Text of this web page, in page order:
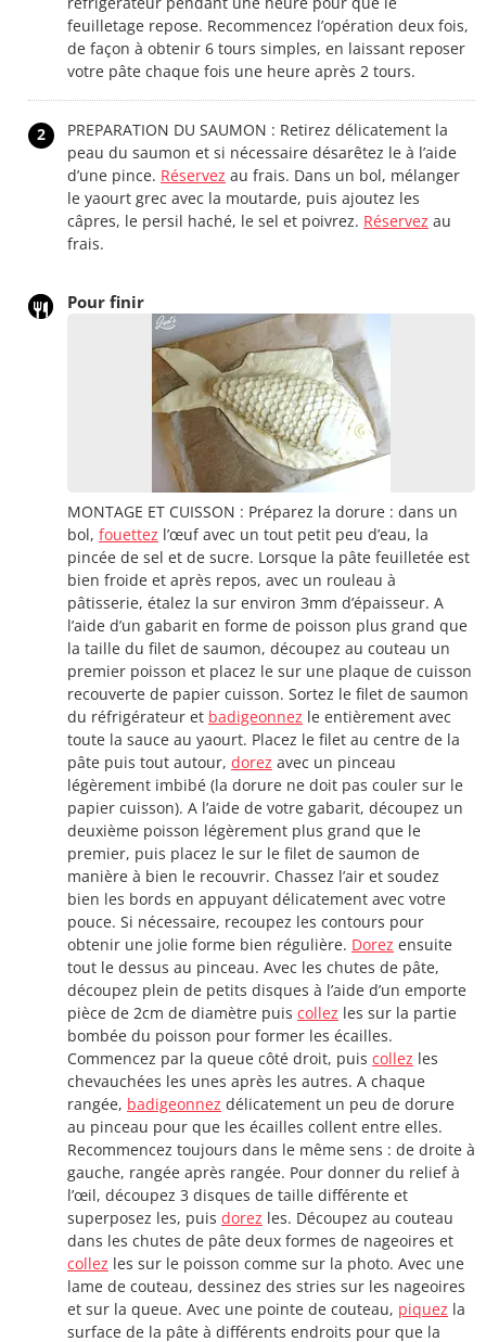
feuilletage repose. Recommencez l’opération deux fois,
de façon à obtenir 6 tours simples, en laissant reposer
votre pâte chaque fois une heure après 2 tours.
2
PREPARATION DU SAUMON : Retirez délicatement la
peau du saumon et si nécessaire désarêtez le à l’aide
d’une pince. Réservez au frais. Dans un bol, mélanger
le yaourt grec avec la moutarde, puis ajoutez les
câpres, le persil haché, le sel et poivrez. Réservez au
frais.
Pour finir
MONTAGE ET CUISSON : Préparez la dorure : dans un
bol, fouettez l’œuf avec un tout petit peu d’eau, la
pincée de sel et de sucre. Lorsque la pâte feuilletée est
bien froide et après repos, avec un rouleau à
pâtisserie, étalez la sur environ 3mm d’épaisseur. A
l’aide d’un gabarit en forme de poisson plus grand que
la taille du filet de saumon, découpez au couteau un
premier poisson et placez le sur une plaque de cuisson
recouverte de papier cuisson. Sortez le filet de saumon
du réfrigérateur et badigeonnez le entièrement avec
toute la sauce au yaourt. Placez le filet au centre de la
pâte puis tout autour, dorez avec un pinceau
légèrement imbibé (la dorure ne doit pas couler sur le
papier cuisson). A l’aide de votre gabarit, découpez un
deuxième poisson légèrement plus grand que le
premier, puis placez le sur le filet de saumon de
manière à bien le recouvrir. Chassez l’air et soudez
bien les bords en appuyant délicatement avec votre
pouce. Si nécessaire, recoupez les contours pour
obtenir une jolie forme bien régulière. Dorez ensuite
tout le dessus au pinceau. Avec les chutes de pâte,
découpez plein de petits disques à l’aide d’un emporte
pièce de 2cm de diamètre puis collez les sur la partie
bombée du poisson pour former les écailles.
Commencez par la queue côté droit, puis collez les
chevauchées les unes après les autres. A chaque
rangée, badigeonnez délicatement un peu de dorure
au pinceau pour que les écailles collent entre elles.
Recommencez toujours dans le même sens : de droite à
gauche, rangée après rangée. Pour donner du relief à
l’œil, découpez 3 disques de taille différente et
superposez les, puis dorez les. Découpez au couteau
dans les chutes de pâte deux formes de nageoires et
collez les sur le poisson comme sur la photo. Avec une
lame de couteau, dessinez des stries sur les nageoires
et sur la queue. Avec une pointe de couteau, piquez la
surface de la pâte à différents endroits pour que la